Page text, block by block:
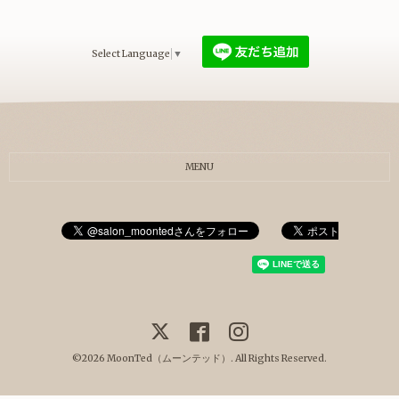
Select Language ▼
MENU
©2026 MoonTed（ムーンテッド） . All Rights Reserved.